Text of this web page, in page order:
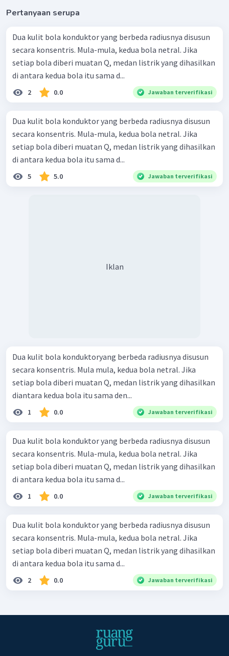
yang tepat adalah D.
Pertanyaan serupa
Dua kulit bola konduktor yang berbeda radiusnya disusun
secara konsentris. Mula-mula, kedua bola netral. Jika
setiap bola diberi muatan Q, medan listrik yang dihasilkan
di antara kedua bola itu sama d...
2 0.0 Jawaban terverifikasi
Dua kulit bola konduktor yang berbeda radiusnya disusun
secara konsentris. Mula-mula, kedua bola netral. Jika
setiap bola diberi muatan Q, medan listrik yang dihasilkan
di antara kedua bola itu sama d...
5 5.0 Jawaban terverifikasi
Iklan
Dua kulit bola konduktoryang berbeda radiusnya disusun
secara konsentris. Mula mula, kedua bola netral. Jika
setiap bola diberi muatan Q, medan listrik yang dihasilkan
diantara kedua bola itu sama den...
1 0.0 Jawaban terverifikasi
Dua kulit bola konduktor yang berbeda radiusnya disusun
secara konsentris. Mula-mula, kedua bola netral. Jika
setiap bola diberi muatan Q, medan listrik yang dihasilkan
di antara kedua bola itu sama d...
1 0.0 Jawaban terverifikasi
Dua kulit bola konduktor yang berbeda radiusnya disusun
secara konsentris. Mula-mula, kedua bola netral. Jika
setiap bola diberi muatan Q, medan listrik yang dihasilkan
di antara kedua bola itu sama d...
2 0.0 Jawaban terverifikasi